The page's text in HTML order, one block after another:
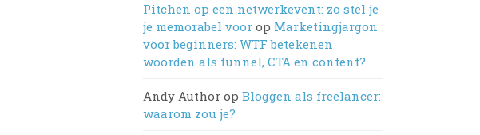
Pitchen op een netwerkevent: zo stel je
je memorabel voor op Marketingjargon
voor beginners: WTF betekenen
woorden als funnel, CTA en content?
Andy Author op Bloggen als freelancer:
waarom zou je?